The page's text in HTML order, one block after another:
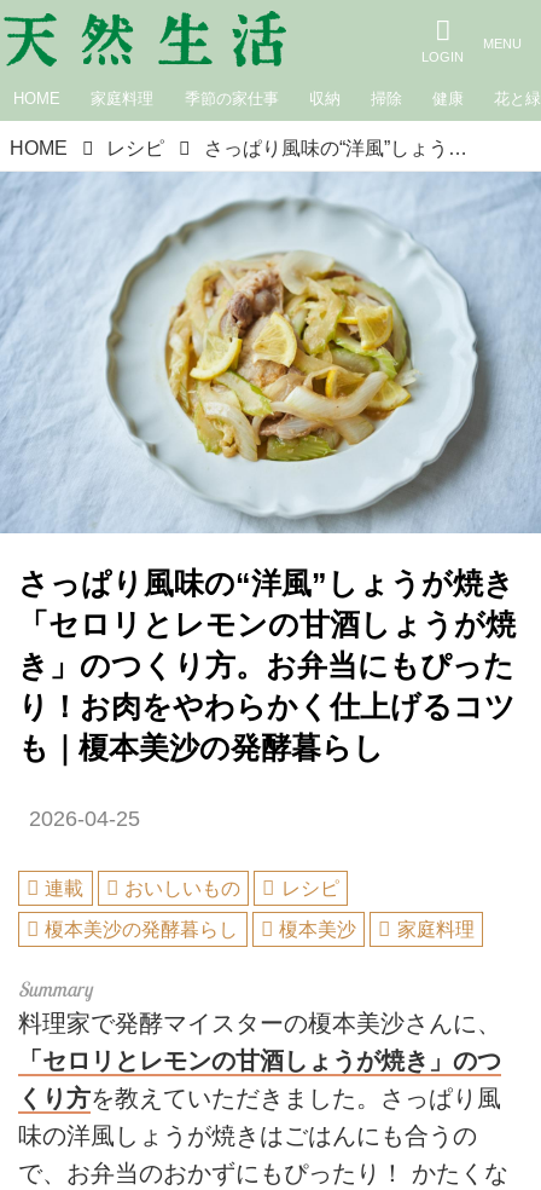
HOME 家庭料理 季節の家仕事 収納 掃除 健康 花と緑
HOME レシピ さっぱり風味の“洋風”しょうが焼き「セロリとレモンの甘酒しょうが焼き」のつくり方。お弁当にもぴったり！お肉をやわらかく仕上げるコツも｜榎本美沙の発酵暮らし
さっぱり風味の“洋風”しょうが焼き
「セロリとレモンの甘酒しょうが焼
き」のつくり方。お弁当にもぴった
り！お肉をやわらかく仕上げるコツ
も｜榎本美沙の発酵暮らし
2026-04-25
連載 おいしいもの
レシピ
榎本美沙の発酵暮らし
榎本美沙 家庭料理
料理家で発酵マイスターの榎本美沙さんに、
「セロリとレモンの甘酒しょうが焼き」のつ
くり方を教えていただきました。さっぱり風
味の洋風しょうが焼きはごはんにも合うの
で、お弁当のおかずにもぴったり！ かたくな